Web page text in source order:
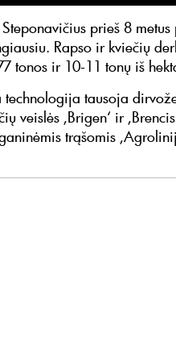
prieš 8
Rapso ir kviečių
tonos ir 10-11 tonų iš
technologija tausoja
veislės ‚Brigen‘ ir
trąšomis